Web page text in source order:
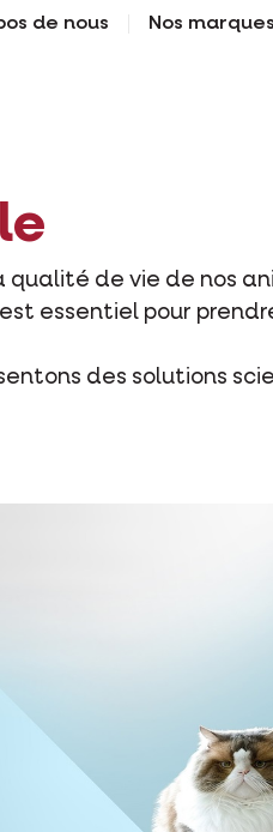
de nous Nos marques
de vie de nos
essentiel pour
des solutions